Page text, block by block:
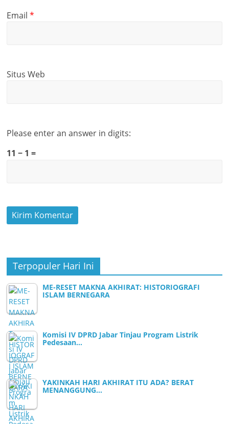
Email*
Situs Web
Please enter an answer in digits:
11 − 1 =
Terpopuler Hari Ini
ME-RESET MAKNA AKHIRAT: HISTORIOGRAFI
ISLAM BERNEGARA
Komisi IV DPRD Jabar Tinjau Program Listrik
Pedesaan…
YAKINKAH HARI AKHIRAT ITU ADA? BERAT
MENANGGUNG…